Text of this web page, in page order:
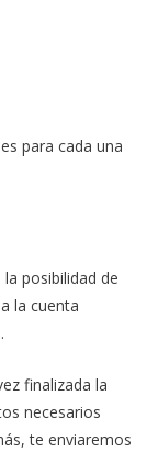
para cada una
posibilidad de
la cuenta
finalizada la
necesarios
te enviaremos